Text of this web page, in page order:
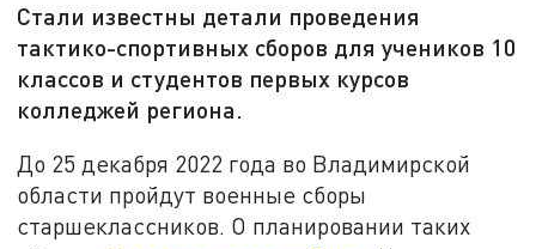
Стали известны детали проведения
тактико-спортивных сборов для учеников 10
классов и студентов первых курсов
колледжей региона.
До 25 декабря 2022 года во Владимирской
области пройдут военные сборы
старшеклассников. О планировании таких